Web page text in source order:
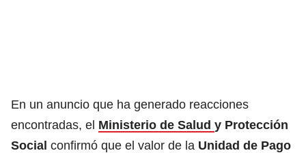
En un anuncio que ha generado reacciones
encontradas, el Ministerio de Salud y Protección
Social confirmó que el valor de la Unidad de Pago